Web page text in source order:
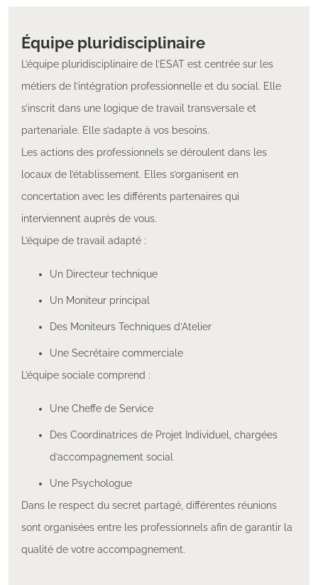
Équipe pluridisciplinaire
L’équipe pluridisciplinaire de l’ESAT est centrée sur les
métiers de l’intégration professionnelle et du social. Elle
s’inscrit dans une logique de travail transversale et
partenariale. Elle s’adapte à vos besoins.
Les actions des professionnels se déroulent dans les
locaux de l’établissement. Elles s’organisent en
concertation avec les différents partenaires qui
interviennent auprès de vous.
L’équipe de travail adapté :
Un Directeur technique
Un Moniteur principal
Des Moniteurs Techniques d’Atelier
Une Secrétaire commerciale
L’équipe sociale comprend :
Une Cheffe de Service
Des Coordinatrices de Projet Individuel, chargées
d’accompagnement social
Une Psychologue
Dans le respect du secret partagé, différentes réunions
sont organisées entre les professionnels afin de garantir la
qualité de votre accompagnement.